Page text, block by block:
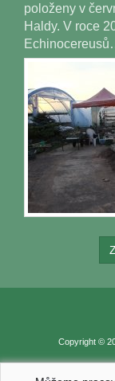
položeny v
Haldy. V roce
Copyright ©